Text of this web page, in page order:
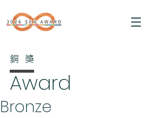
銅獎
Award
Bronze